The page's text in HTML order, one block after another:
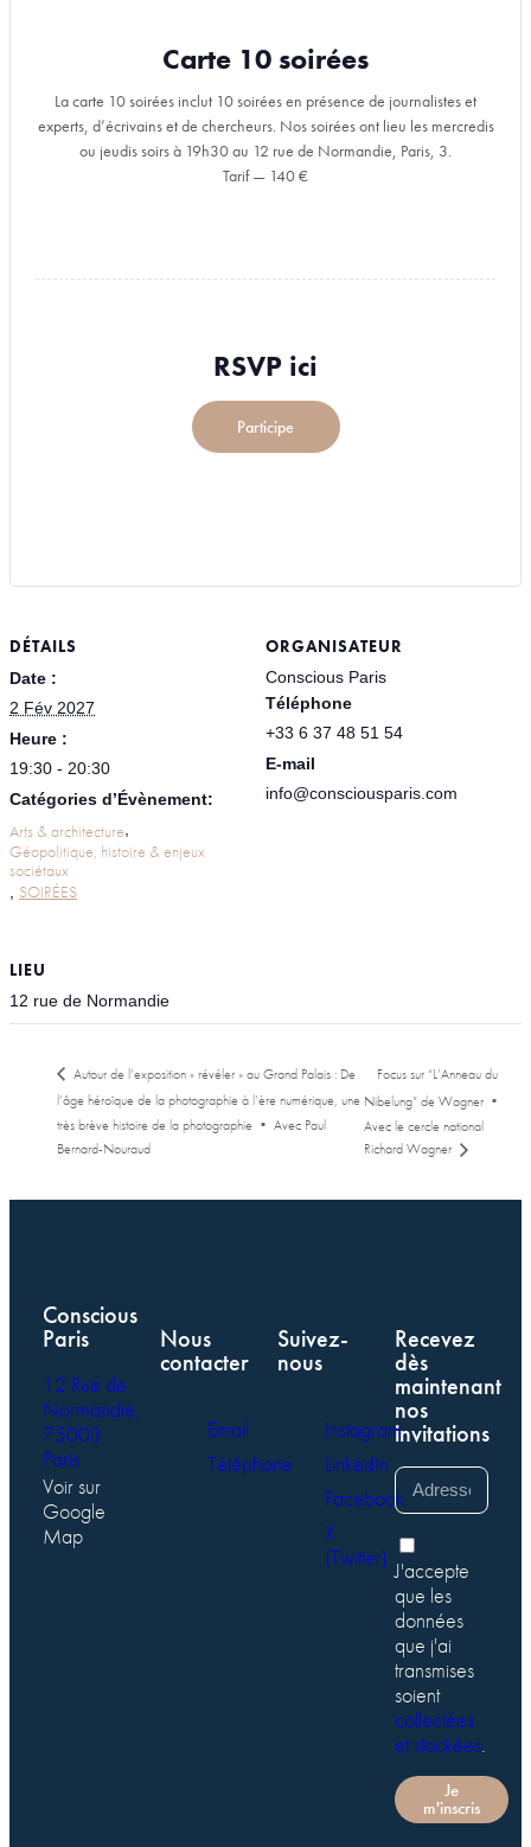
DÉTAILS
Date :
2 Fév 2027
Heure :
19:30 - 20:30
Catégories d’Évènement:
Arts & architecture
Géopolitique, histoire & enjeux
sociétaux
SOIRÉES
ORGANISATEUR
Conscious Paris
Téléphone
+33 6 37 48 51 54
E-mail
info@consciousparis.com
LIEU
12 rue de Normandie
Carte 10 soirées
La carte 10 soirées inclut 10 soirées en présence de journalistes et
experts, d’écrivains et de chercheurs. Nos soirées ont lieu les mercredis
ou jeudis soirs à 19h30 au 12 rue de Normandie, Paris, 3.
Tarif — 140 €
RSVP ici
Participe
Autour de l’exposition « révéler » au Grand Palais : De
l’âge héroïque de la photographie à l’ère numérique, une
très brève histoire de la photographie • Avec Paul
Bernard-Nouraud
Focus sur “L’Anneau du
Nibelung” de Wagner •
Avec le cercle national
Richard Wagner
Conscious
Paris
12 Rue de
Normandie,
75003
Paris
Voir sur
Google
Map
Nous
contacter
Email
Téléphone
Suivez-
nous
Instagram
LinkedIn
Facebook
X
(Twitter)
Recevez
dès
maintenant
nos
invitations
J'accepte
que les
données
que j'ai
transmises
soient
collectées
et stockées.
Je
m'inscris